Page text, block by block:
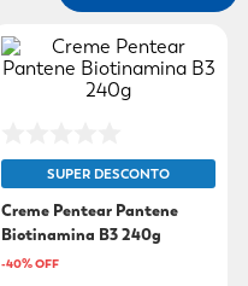
SUPER DESCONTO
Creme Pentear Pantene
Biotinamina B3 240g
-40% OFF